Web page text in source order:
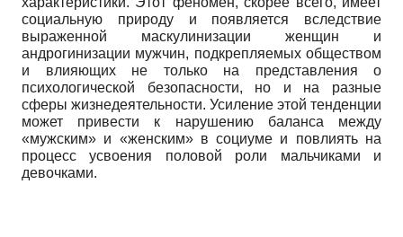
социальную природу и появляется вследствие
выраженной маскулинизации женщин и
андрогинизации мужчин, подкрепляемых обществом
и влияющих не только на представления о
психологической безопасности, но и на разные
сферы жизнедеятельности. Усиление этой тенденции
может привести к нарушению баланса между
«мужским» и «женским» в социуме и повлиять на
процесс усвоения половой роли мальчиками и
девочками.